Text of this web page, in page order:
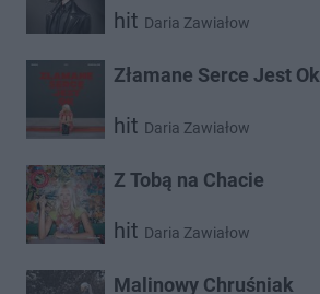
hit Daria Zawiałow
Złamane Serce Jest Ok
hit Daria Zawiałow
Z Tobą na Chacie
hit Daria Zawiałow
Malinowy Chruśniak